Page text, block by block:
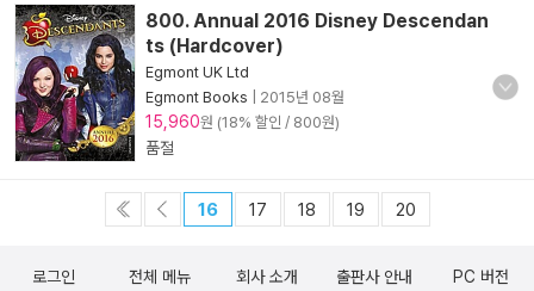
800. Annual 2016 Disney Descendan
ts (Hardcover)
Egmont UK Ltd
Egmont Books
2015년 08월
15,960원 (18% 할인 / 800원)
품절
16 17 18 19 20
로그인 전체 메뉴 회사 소개 출판사 안내 PC 버전